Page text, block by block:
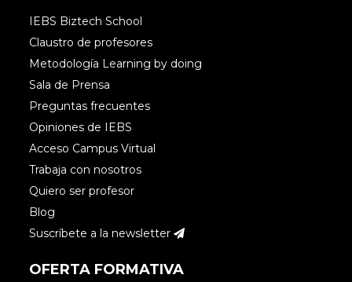
IEBS Biztech School
Claustro de profesores
Metodología Learning by doing
Sala de Prensa
Preguntas frecuentes
Opiniones de IEBS
Acceso Campus Virtual
Trabaja con nosotros
Quiero ser profesor
Blog
Suscríbete a la newsletter
OFERTA FORMATIVA